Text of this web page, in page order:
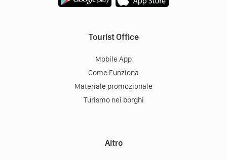
Tourist Office
Mobile App
Come Funziona
Materiale promozionale
Turismo nei borghi
Altro